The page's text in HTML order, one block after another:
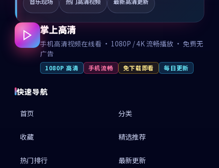
掌上高清
手机高清视频在线看 · 1080P / 4K 流畅播放 · 免费无
广告
1080P 高清 手机流畅 免下载即看 每日更新
快速导航
首页 分类
收藏 精选推荐
热门排行 最新更新